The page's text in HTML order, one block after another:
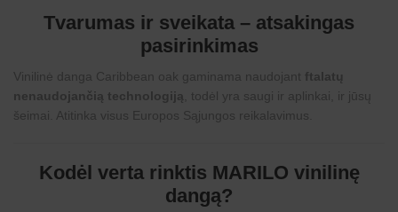
Tvarumas ir sveikata – atsakingas
pasirinkimas
Vinilinė danga Caribbean oak gaminama naudojant ftalatų
nenaudojančią technologiją , todėl yra saugi ir aplinkai, ir jūsų
šeimai. Atitinka visus Europos Sąjungos reikalavimus.
Kodėl verta rinktis MARILO vinilinę
dangą?